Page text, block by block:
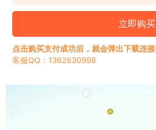
立即购买
点击购买支付成功后，就会弹出下载连接
客服QQ：1362630998